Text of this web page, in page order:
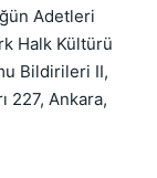
Adetleri
Halk Kültürü
Bildirileri II,
227, Ankara,